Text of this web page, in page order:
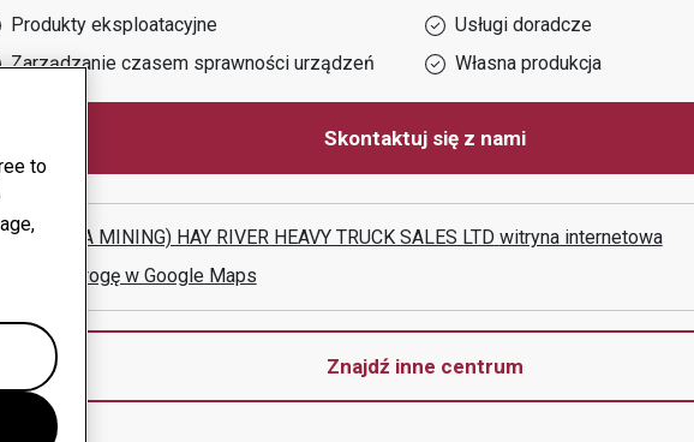
Produkty eksploatacyjne
Usługi doradcze
Zarządzanie czasem sprawności urządzeń
Własna produkcja
Skontaktuj się z nami
(AURORA MINING) HAY RIVER HEAVY TRUCK SALES LTD witryna internetowa
Pokaż drogę w Google Maps
Znajdź inne centrum
to